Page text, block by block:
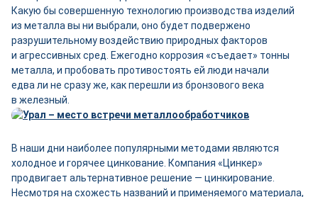
Какую бы совершенную технологию производства изделий
из металла вы ни выбрали, оно будет подвержено
разрушительному воздействию природных факторов
и агрессивных сред. Ежегодно коррозия «съедает» тонны
металла, и пробовать противостоять ей люди начали
едва ли не сразу же, как перешли из бронзового века
в железный.
В наши дни наиболее популярными методами являются
холодное и горячее цинкование. Компания «Цинкер»
продвигает альтернативное решение — цинкирование.
Несмотря на схожесть названий и применяемого материала,